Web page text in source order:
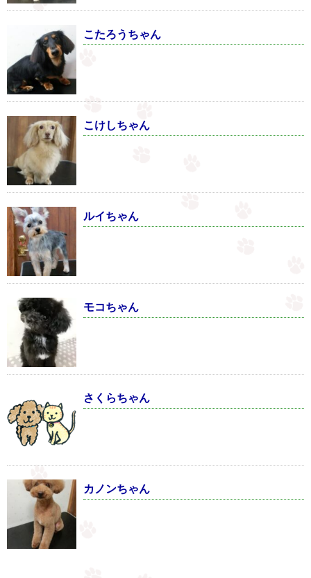
こたろうちゃん
こけしちゃん
ルイちゃん
モコちゃん
さくらちゃん
カノンちゃん